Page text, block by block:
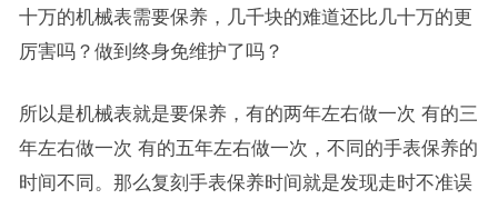
十万的机械表需要保养，几千块的难道还比几十万的更
厉害吗？做到终身免维护了吗？
所以是机械表就是要保养，有的两年左右做一次 有的三
年左右做一次 有的五年左右做一次，不同的手表保养的
时间不同。那么复刻手表保养时间就是发现走时不准误